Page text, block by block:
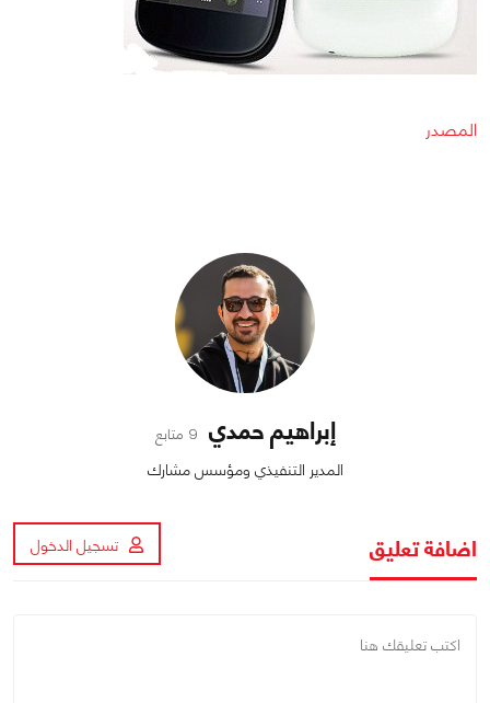
المصدر
إبراهيم حمدي 9 متابع
المدير التنفيذي ومؤسس مشارك
اضافة تعليق تسجيل الدخول